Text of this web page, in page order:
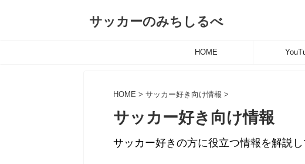
サッカーのみちしるべ
HOME
HOME > サッカー好き向け情報 >
サッカー好き向け情報
サッカー好きの方に役立つ情報を解説し